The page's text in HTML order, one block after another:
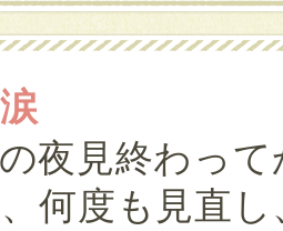
夜見終わっ
何度も見直